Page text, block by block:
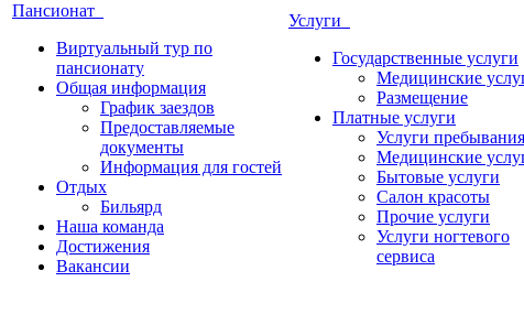
Пансионат
Виртуальный тур по
пансионату
Общая информация
График заездов
Предоставляемые
документы
Информация для гостей
Отдых
Бильярд
Наша команда
Достижения
Вакансии
Услуги
Государственные услуги
Медицинские
Размещение
Платные услуги
Услуги пребывания
Медицинские
Бытовые услуги
Салон красоты
Прочие услуги
Услуги ногтевого
сервиса